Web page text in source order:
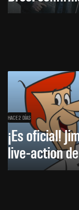
HACE 2 DÍAS
¡Es oficial!
live-action